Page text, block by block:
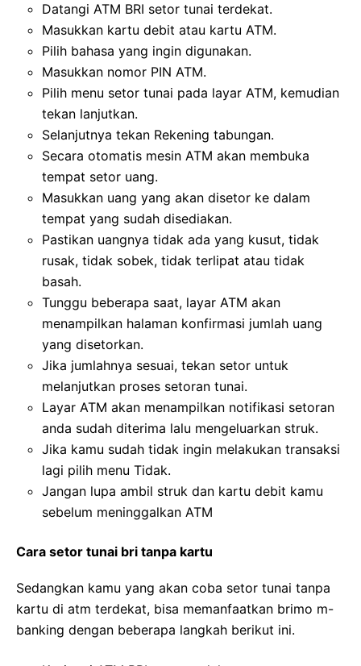
Datangi ATM BRI setor tunai terdekat.
Masukkan kartu debit atau kartu ATM.
Pilih bahasa yang ingin digunakan.
Masukkan nomor PIN ATM.
Pilih menu setor tunai pada layar ATM, kemudian
tekan lanjutkan.
Selanjutnya tekan Rekening tabungan.
Secara otomatis mesin ATM akan membuka
tempat setor uang.
Masukkan uang yang akan disetor ke dalam
tempat yang sudah disediakan.
Pastikan uangnya tidak ada yang kusut, tidak
rusak, tidak sobek, tidak terlipat atau tidak
basah.
Tunggu beberapa saat, layar ATM akan
menampilkan halaman konfirmasi jumlah uang
yang disetorkan.
Jika jumlahnya sesuai, tekan setor untuk
melanjutkan proses setoran tunai.
Layar ATM akan menampilkan notifikasi setoran
anda sudah diterima lalu mengeluarkan struk.
Jika kamu sudah tidak ingin melakukan transaksi
lagi pilih menu Tidak.
Jangan lupa ambil struk dan kartu debit kamu
sebelum meninggalkan ATM
Cara setor tunai bri tanpa kartu
Sedangkan kamu yang akan coba setor tunai tanpa
kartu di atm terdekat, bisa memanfaatkan brimo m-
banking dengan beberapa langkah berikut ini.